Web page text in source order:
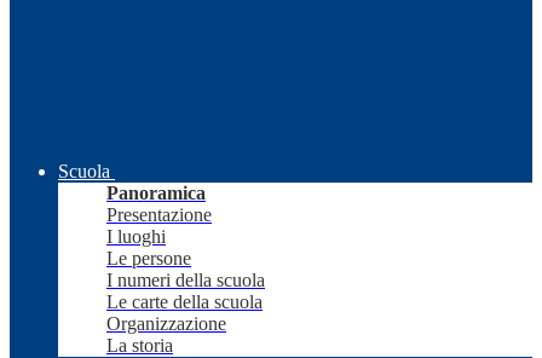
Scuola
Panoramica
Presentazione
I luoghi
Le persone
I numeri della scuola
Le carte della scuola
Organizzazione
La storia